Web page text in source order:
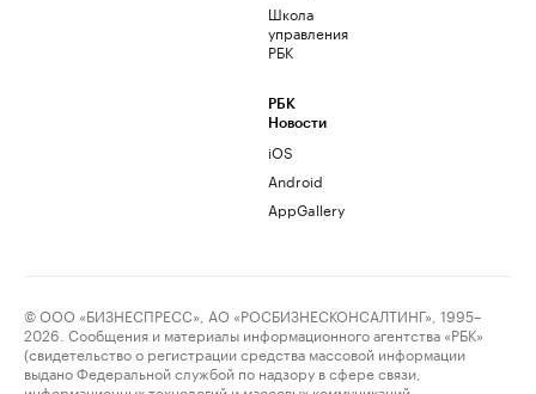
Школа
управления
РБК
РБК
Новости
iOS
Android
AppGallery
© ООО «БИЗНЕСПРЕСС», АО «РОСБИЗНЕСКОНСАЛТИНГ», 1995–
2026. Сообщения и материалы информационного агентства «РБК»
(свидетельство о регистрации средства массовой информации
выдано Федеральной службой по надзору в сфере связи,